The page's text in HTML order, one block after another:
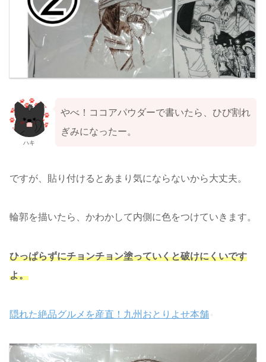
ハキ
やべ！ココアパウダーで書いたら、ひび割れ
ぎみになったー。
ですが、貼り付けるとあまり気にならないから大丈夫。
輪郭を描いたら、かわかして内側に色をつけていきます。
ひっぱらずにチョンチョン塗っていくと破けにくいです
よ。
隠れた絶品グルメを産直！九州おとりよせ本舗